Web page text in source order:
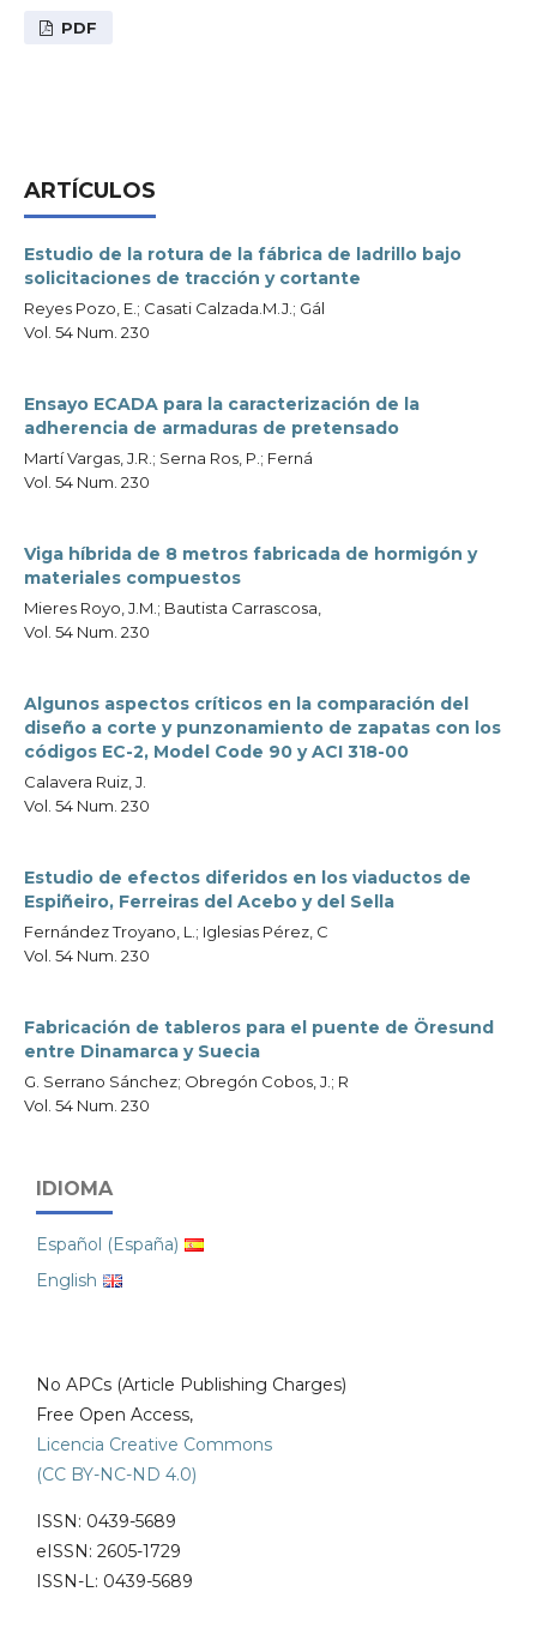
PDF
ARTÍCULOS
Estudio de la rotura de la fábrica de ladrillo bajo
solicitaciones de tracción y cortante
Reyes Pozo, E.; Casati Calzada.M.J.; Gál
Vol. 54 Num. 230
Ensayo ECADA para la caracterización de la
adherencia de armaduras de pretensado
Martí Vargas, J.R.; Serna Ros, P.; Ferná
Vol. 54 Num. 230
Viga híbrida de 8 metros fabricada de hormigón y
materiales compuestos
Mieres Royo, J.M.; Bautista Carrascosa,
Vol. 54 Num. 230
Algunos aspectos críticos en la comparación del
diseño a corte y punzonamiento de zapatas con los
códigos EC-2, Model Code 90 y ACI 318-00
Calavera Ruiz, J.
Vol. 54 Num. 230
Estudio de efectos diferidos en los viaductos de
Espiñeiro, Ferreiras del Acebo y del Sella
Fernández Troyano, L.; Iglesias Pérez, C
Vol. 54 Num. 230
Fabricación de tableros para el puente de Öresund
entre Dinamarca y Suecia
G. Serrano Sánchez; Obregón Cobos, J.; R
Vol. 54 Num. 230
IDIOMA
Español (España)
English
No APCs (Article Publishing Charges)
Free Open Access,
Licencia Creative Commons
(CC BY-NC-ND 4.0)
ISSN: 0439-5689
eISSN: 2605-1729
ISSN-L: 0439-5689